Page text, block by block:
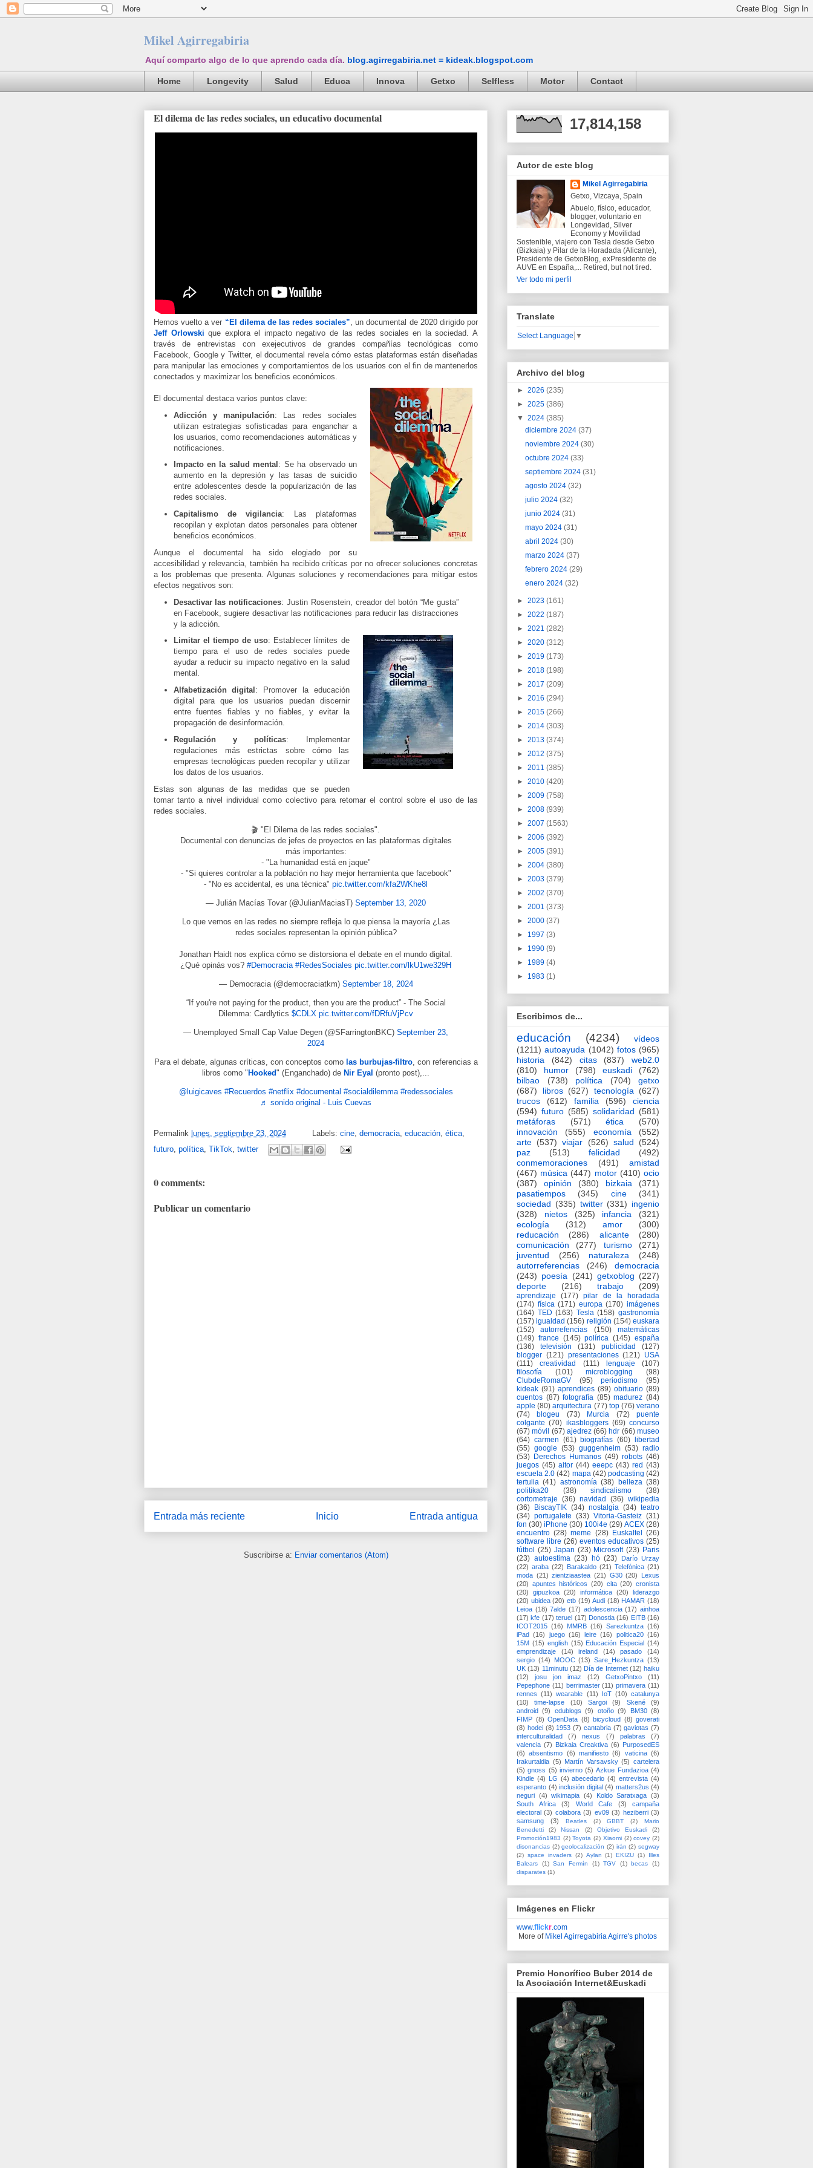
Mikel Agirregabiria
Aquí comparto algo de lo que aprendo cada día. blog.agirregabiria.net = kideak.blogspot.com
Home Longevity Salud Educa Innova Getxo Selfless Motor Contact
El dilema de las redes sociales, un educativo documental
Hemos vuelto a ver “El dilema de las redes sociales” , un documental de 2020 dirigido por
Jeff Orlowski que explora el impacto negativo de las redes sociales en la sociedad. A
través de entrevistas con exejecutivos de grandes compañías tecnológicas como
Facebook, Google y Twitter, el documental revela cómo estas plataformas están diseñadas
para manipular las emociones y comportamientos de los usuarios con el fin de mantenerlos
conectados y maximizar los beneficios económicos.
El documental destaca varios puntos clave:
Adicción y manipulación: Las redes sociales
utilizan estrategias sofisticadas para enganchar a
los usuarios, como recomendaciones automáticas y
notificaciones.
Impacto en la salud mental : Se ha observado un
aumento en la depresión y las tasas de suicidio
entre adolescentes desde la popularización de las
redes sociales.
Capitalismo de vigilancia: Las plataformas
recopilan y explotan datos personales para obtener
beneficios económicos.
Aunque el documental ha sido elogiado por su
accesibilidad y relevancia, también ha recibido críticas por no ofrecer soluciones concretas
a los problemas que presenta. Algunas soluciones y recomendaciones para mitigar estos
efectos negativos son:
Desactivar las notificaciones: Justin Rosenstein, creador del botón “Me gusta”
en Facebook, sugiere desactivar las notificaciones para reducir las distracciones
y la adicción.
Limitar el tiempo de uso: Establecer límites de
tiempo para el uso de redes sociales puede
ayudar a reducir su impacto negativo en la salud
mental.
Alfabetización digital : Promover la educación
digital para que los usuarios puedan discernir
entre fuentes fiables y no fiables, y evitar la
propagación de desinformación.
Regulación y políticas: Implementar
regulaciones más estrictas sobre cómo las
empresas tecnológicas pueden recopilar y utilizar
los datos de los usuarios.
Estas son algunas de las medidas que se pueden
tomar tanto a nivel individual como colectivo para retomar el control sobre el uso de las
redes sociales.
🎬 "El Dilema de las redes sociales".
Documental con denuncias de jefes de proyectos en las plataformas digitales
más importantes:
- "La humanidad está en jaque"
- "Si quieres controlar a la población no hay mejor herramienta que facebook"
- "No es accidental, es una técnica" pic.twitter.com/kfa2WKhe8l
— Julián Macías Tovar (@JulianMaciasT) September 13, 2020
Lo que vemos en las redes no siempre refleja lo que piensa la mayoría ¿Las
redes sociales representan la opinión pública?
Jonathan Haidt nos explica cómo se distorsiona el debate en el mundo digital.
¿Qué opinás vos? #Democracia #RedesSociales pic.twitter.com/lkU1we329H
— Democracia (@democraciatkm) September 18, 2024
“If you're not paying for the product, then you are the product” - The Social
Dilemma: Cardlytics $CDLX pic.twitter.com/fDRfuVjPcv
— Unemployed Small Cap Value Degen (@SFarringtonBKC) September 23,
2024
Para el debate, algunas críticas, con conceptos como las burbujas-filtro, con referencias a
libros como "Hooked" (Enganchado) de Nir Eyal (pronto post),
@luigicaves #Recuerdos #netflix #documental #socialdilemma #redessociales
♬ sonido original - Luis Cuevas
Permalink lunes, septiembre 23, 2024 Labels: cine, democracia, educación, ética,
futuro política TikTok twitter
0 comments:
Publicar un comentario
Entrada más reciente Entrada antigua
Inicio
Suscribirse a: Enviar comentarios (Atom)
17,814,158
Autor de este blog
Mikel Agirregabiria
Getxo, Vizcaya, Spain
Abuelo, físico, educador,
blogger, voluntario en
Longevidad, Silver
Economy y Movilidad
Sostenible, viajero con Tesla desde Getxo
(Bizkaia) y Pilar de la Horadada (Alicante),
Presidente de GetxoBlog, exPresidente de
AUVE en España,... Retired, but not tired.
Ver todo mi perfil
Translate
Select Language ▼
Archivo del blog
► 2026 (235)
► 2025 (386)
▼ 2024 (385)
diciembre 2024(37)
noviembre 2024(30)
octubre 2024(33)
septiembre 2024(31)
agosto 2024(32)
julio 2024(32)
junio 2024(31)
mayo 2024(31)
abril 2024(30)
marzo 2024(37)
febrero 2024(29)
enero 2024(32)
► 2023 (161)
► 2022 (187)
► 2021 (282)
► 2020 (312)
► 2019 (173)
► 2018 (198)
► 2017 (209)
► 2016 (294)
► 2015 (266)
► 2014 (303)
► 2013 (374)
► 2012 (375)
► 2011 (385)
► 2010 (420)
► 2009 (758)
► 2008 (939)
► 2007 (1563)
► 2006 (392)
► 2005 (391)
► 2004 (380)
► 2003 (379)
► 2002 (370)
► 2001 (373)
► 2000 (37)
► 1997 (3)
► 1990 (9)
► 1989 (4)
► 1983 (1)
Escribimos de...
educación (4234)
vídeos
(1211) autoayuda (1042) fotos (965)
historia
(842) citas (837)
web2.0
(810)
humor (798) euskadi
(762)
bilbao
(738) política (704)
getxo
(687)
libros (627) tecnología
(627)
trucos
(612) familia (596)
ciencia
(594) futuro (585) solidaridad (581)
metáforas
(571) ética
(570)
innovación
(555) economía
(552)
arte (537) viajar (526) salud
(524)
paz
(513) felicidad
(492)
conmemoraciones
(491)
amistad
(467) música (447) motor (410) ocio
(387)
opinión (380) bizkaia
(371)
pasatiempos
(345) cine
(341)
sociedad (335) twitter (331) ingenio
(328)
nietos (325) infancia
(321)
ecología
(312) amor
(300)
reducación
(286) alicante
(280)
comunicación
(277) turismo
(271)
juventud
(256) naturaleza
(248)
autorreferencias
(246)
democracia
(243) poesía (241) getxoblog (227)
deporte
(216) trabajo (209)
aprendizaje (177)
pilar de la horadada
(174) física (171) europa (170) imágenes
(164) TED (163) Tesla (158) gastronomía
(157) igualdad (156) religión (154) euskara
(152)
autorrefencias (150)
matemáticas
(149) france (145) polírica (145) españa
(136)
televisión (131) publicidad
(127)
blogger (121) presentaciones (121) USA
(111)
creatividad (111) lenguaje
(107)
filosofía
(101) microblogging
(98)
ClubdeRomaGV
(95) periodismo
(95)
kideak (91) aprendices (89) obituario (89)
cuentos (87) fotografía (85) madurez (84)
apple (80) arquitectura (77) top (76) verano
(74)
blogeu (73) Murcia (72)
puente
colgante (70) ikasbloggers (69) concurso
(67) móvil (67) ajedrez (66) hdr (66) museo
(64) carmen (61) biografías (60)
libertad
(55) google (53) guggenheim (53) radio
(53) Derechos Humanos (49) robots (46)
juegos (45) aitor (44) eeepc (43) red (43)
escuela 2.0 (42) mapa (42) podcasting (42)
tertulia (41) astronomía (38) belleza (38)
politika20
(38) sindicalismo
(38)
cortometraje (36) navidad (36) wikipedia
(36)
BiscayTIK (34) nostalgia (34) teatro
(34) portugalete (33) Vitoria-Gasteiz (31)
fon (30) iPhone (30) 100i4e (29) ACEX (28)
encuentro (28) meme (28) Euskaltel
(26)
software libre (26) eventos educativos (25)
fútbol (25) Japan (23) Microsoft (23) Paris
(23) autoestima (23) hó (23)
Darío Urzay
(22) araba (22) Barakaldo (21) Telefónica (21)
moda (21) zientziaastea (21) G30 (20)
Lexus
(20) apuntes históricos (20) cita (20) cronista
(20)
gipuzkoa (20) informática (20)
liderazgo
(20) ubidea (20) etb (19) Audi (18) HAMAR (18)
Leioa (18) 7alde (17) adolescencia (17) ainhoa
(17) kfe (17) teruel (17) Donostia (16) EITB (16)
ICOT2015 (16) MMRB (16) Sarezkuntza (16)
iPad (16) juego (16) leire (16) politica20 (16)
15M (15) english (15) Educación Especial (14)
emprendizaje
(14) ireland (14) pasado
(14)
sergio (14) MOOC (13) Sare_Hezkuntza (13)
UK (13) 11minutu (12) Día de Internet (12) haiku
(12)
josu jon imaz (12) GetxoPintxo
(11)
Pepephone (11) berrimaster (11) primavera (11)
rennes (11) wearable (11) IoT (10) catalunya
(10)
time-lapse (10) Sargoi (9) Skené
(9)
android (9) edublogs (9) otoño (9) BM30 (8)
FIMP (8) OpenData (8) bicycloud (8) goverati
(8) hodei (8) 1953 (7) cantabria (7) gaviotas (7)
interculturalidad
(7) nexus (7) palabras
(7)
valencia (7) Bizkaia Creaktiva (6) PurposedES
(6)
absentismo (6) manifiesto (6) vaticina (6)
Irakurtaldia (5) Martín Varsavsky (5) cartelera
(5) gnoss (5) invierno (5) Azkue Fundazioa (4)
Kindle (4) LG (4) abecedario (4) entrevista (4)
esperanto (4) inclusión digital (4) matters2us (4)
neguri (4) wikimapia (4) Koldo Saratxaga (3)
South Africa
(3) World Cafe (3)
campaña
electoral (3) colabora (3) ev09 (3) heziberri (3)
samsung
(3) Beatles (2) GBBT (2)
Mario
Benedetti
(2) Nissan (2) Objetivo Euskadi
(2)
Promoción1983 (2) Toyota (2) Xiaomi (2) covey (2)
disonancias (2) geolocalización (2) irán (2) segway
(2) space invaders (2) Aylan (1) EKIZU (1)
Illes
Balears
(1) San Fermín (1) TGV (1) becas
(1)
disparates (1)
Imágenes en Flickr
www.flickr .com
More of Mikel Agirregabiria Agirre's photos
Premio Honorífico Buber 2014 de
la Asociación Internet&Euskadi